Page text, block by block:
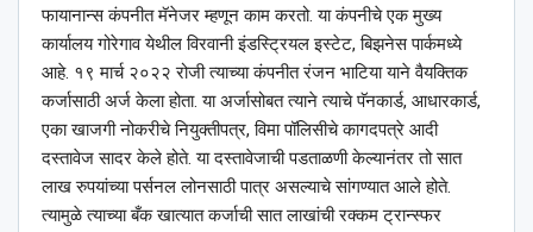
फायानान्स कंपनीत मॅनेजर म्हणून काम करतो. या कंपनीचे एक मुख्य
कार्यालय गोरेगाव येथील विरवानी इंडस्ट्रियल इस्टेट, बिझनेस पार्कमध्ये
आहे. १९ मार्च २०२२ रोजी त्याच्या कंपनीत रंजन भाटिया याने वैयक्तिक
कर्जासाठी अर्ज केला होता. या अर्जासोबत त्याने त्याचे पॅनकार्ड, आधारकार्ड,
एका खाजगी नोकरीचे नियुक्तीपत्र, विमा पॉलिसीचे कागदपत्रे आदी
दस्तावेज सादर केले होते. या दस्तावेजाची पडताळणी केल्यानंतर तो सात
लाख रुपयांच्या पर्सनल लोनसाठी पात्र असल्याचे सांगण्यात आले होते.
त्यामुळे त्याच्या बँक खात्यात कर्जाची सात लाखांची रक्कम ट्रान्स्फर